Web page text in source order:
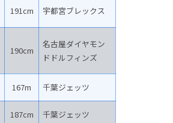
191cm 宇都宮ブレックス
190cm
名古屋ダイヤモン
ドドルフィンズ
167m 千葉ジェッツ
187cm 千葉ジェッツ